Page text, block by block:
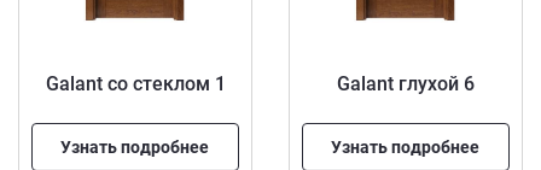
Galant со стеклом 1
Узнать подробнее
Galant глухой 6
Узнать подробнее